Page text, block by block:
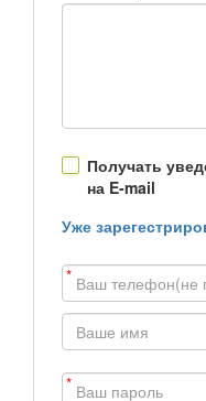
Получать
на E-mail
Уже
*
*